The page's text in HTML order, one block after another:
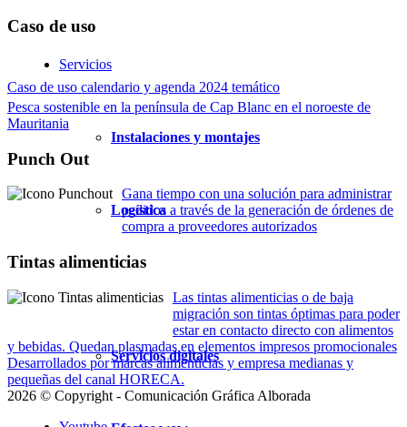
Servicios
Instalaciones y montajes
Logística
Servicios digitales
Caso de uso
Caso de uso calendario y agenda 2024 temático
Pesca sostenible en la península de Cap Blanc en el noroeste de
Mauritania
Punch Out
Gana tiempo con una solución para administrar
pedidos a través de la generación de órdenes de
compra a proveedores autorizados
Tintas alimenticias
Las tintas alimenticias o de baja
migración son tintas óptimas para poder
estar en contacto directo con alimentos
y bebidas. Quedan plasmadas en elementos impresos promocionales
Desarrollados por marcas alimenticias y empresa medianas y
pequeñas del canal HORECA.
2026 © Copyright - Comunicación Gráfica Alborada